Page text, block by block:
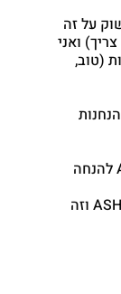
על זה
ואני
(טוב,
לרכישת שפתון אחד, הזינו את הקוד: ASHLEY להנחה
אם אתן קונות 2 יחידות, הזינו את הקוד: ASHLEY2 וזה